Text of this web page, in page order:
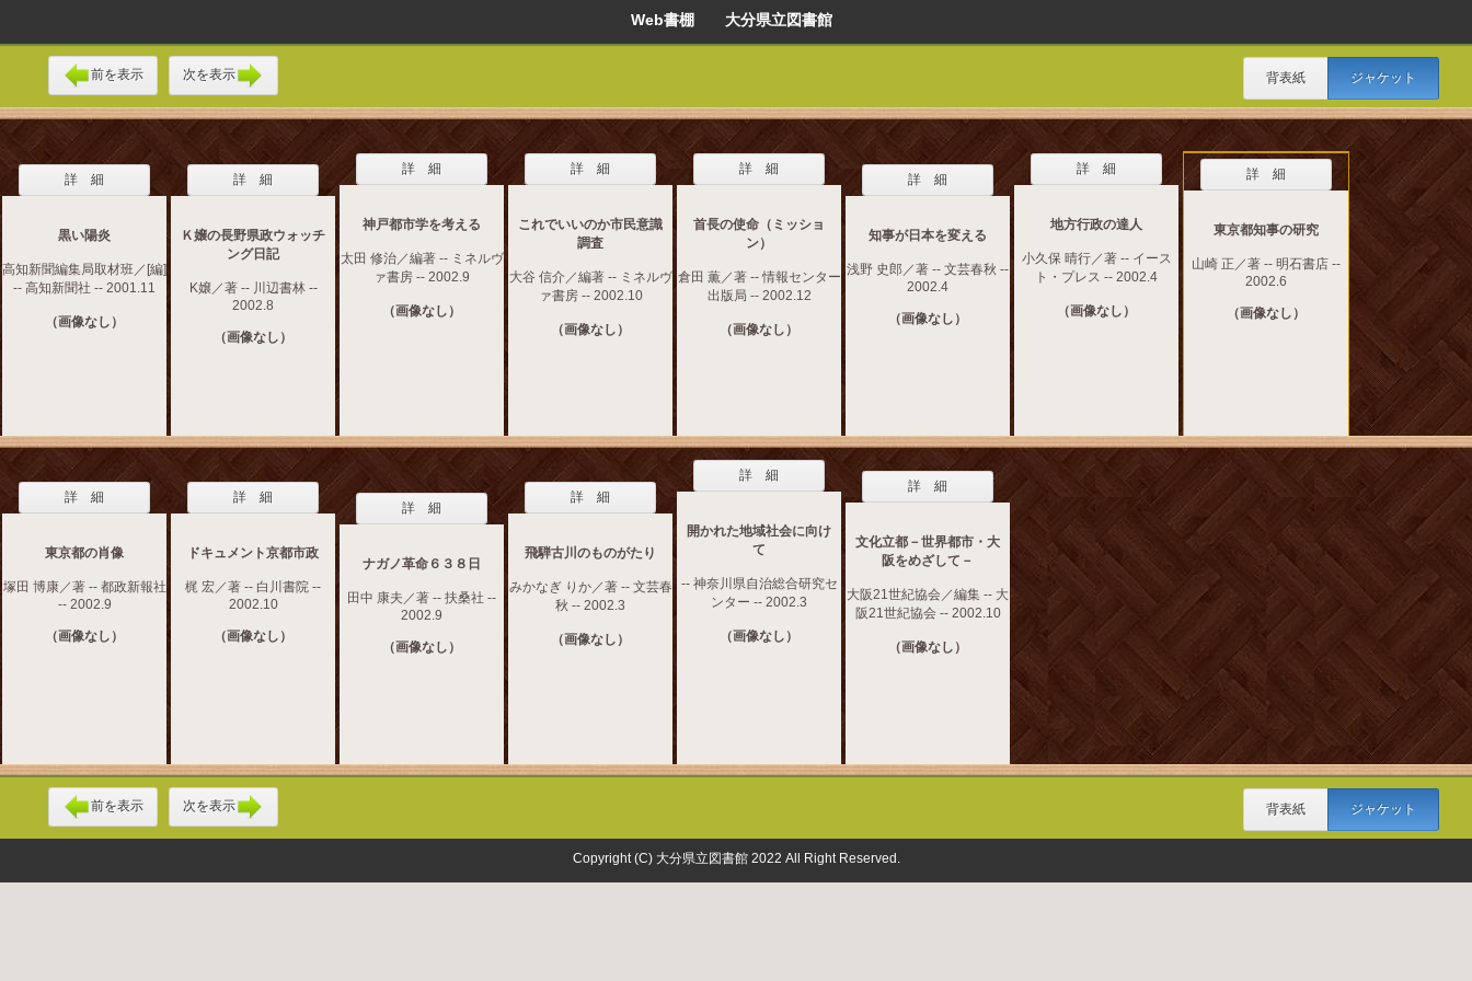
Web書棚 大分県立図書館
前を表示 次を表示 背表紙 ジャケット
詳 細
黒い陽炎
高知新聞編集局取材班／[編]
-- 高知新聞社 -- 2001.11
（画像なし）
詳 細
Ｋ嬢の長野県政ウォッチ
ング日記
K嬢／著 -- 川辺書林 --
2002.8
（画像なし）
詳 細
神戸都市学を考える
太田 修治／編著 -- ミネルヴ
ァ書房 -- 2002.9
（画像なし）
詳 細
これでいいのか市民意識
調査
大谷 信介／編著 -- ミネルヴ
ァ書房 -- 2002.10
（画像なし）
詳 細
首長の使命（ミッショ
ン）
倉田 薫／著 -- 情報センター
出版局 -- 2002.12
（画像なし）
詳 細
知事が日本を変える
浅野 史郎／著 -- 文芸春秋 --
2002.4
（画像なし）
詳 細
地方行政の達人
小久保 晴行／著 -- イース
ト・プレス -- 2002.4
（画像なし）
詳 細
東京都知事の研究
山崎 正／著 -- 明石書店 --
2002.6
（画像なし）
詳 細
東京都の肖像
塚田 博康／著 -- 都政新報社
-- 2002.9
（画像なし）
詳 細
ドキュメント京都市政
梶 宏／著 -- 白川書院 --
2002.10
（画像なし）
詳 細
ナガノ革命６３８日
田中 康夫／著 -- 扶桑社 --
2002.9
（画像なし）
詳 細
飛騨古川のものがたり
みかなぎ りか／著 -- 文芸春
秋 -- 2002.3
（画像なし）
詳 細
開かれた地域社会に向け
て
-- 神奈川県自治総合研究セ
ンター -- 2002.3
（画像なし）
詳 細
文化立都－世界都市・大
阪をめざして－
大阪21世紀協会／編集 -- 大
阪21世紀協会 -- 2002.10
（画像なし）
前を表示 次を表示 背表紙 ジャケット
Copyright (C) 大分県立図書館 2022 All Right Reserved.